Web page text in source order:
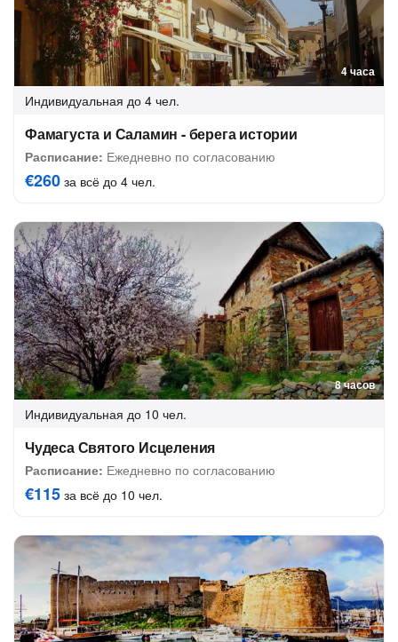
4 часа
Индивидуальная до 4 чел.
Фамагуста и Саламин - берега истории
Расписание: Ежедневно по согласованию
€260 за всё до 4 чел.
8 часов
Индивидуальная до 10 чел.
Чудеса Святого Исцеления
Расписание: Ежедневно по согласованию
€115 за всё до 10 чел.